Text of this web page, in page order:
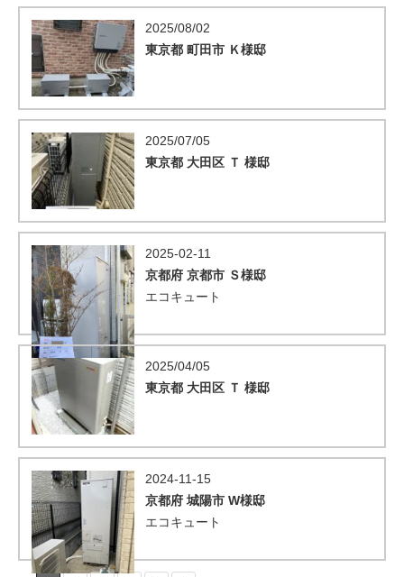
2025/08/02
東京都 町田市 Ｋ様邸
2025/07/05
東京都 大田区 Ｔ 様邸
2025-02-11
京都府 京都市 Ｓ様邸
エコキュート
2025/04/05
東京都 大田区 Ｔ 様邸
2024-11-15
京都府 城陽市 W様邸
エコキュート